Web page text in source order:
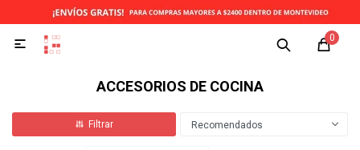
0

ACCESORIOS DE COCINA
Recomendados